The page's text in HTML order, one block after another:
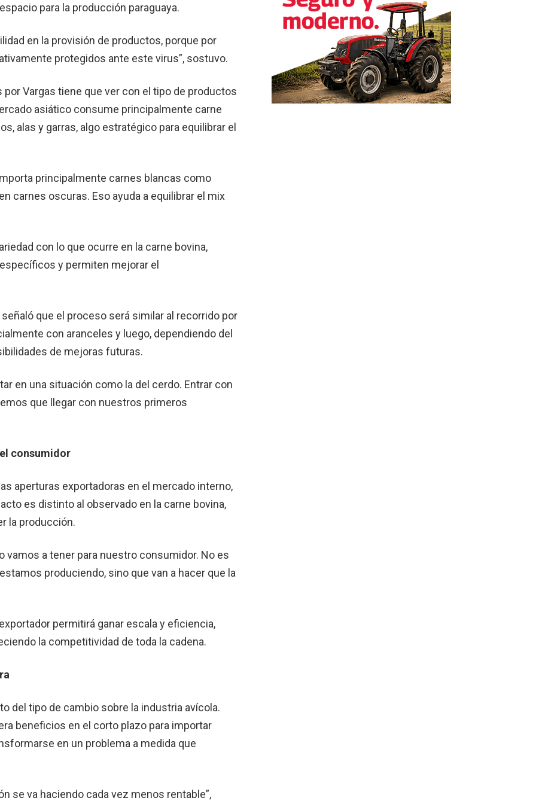
para la producción paraguaya.
en la provisión de productos, porque por
protegidos ante este virus”, sostuvo.
Vargas tiene que ver con el tipo de productos
asiático consume principalmente carne
alas y garras, algo estratégico para equilibrar el
principalmente carnes blancas como
carnes oscuras. Eso ayuda a equilibrar el mix
con lo que ocurre en la carne bovina,
y permiten mejorar el
que el proceso será similar al recorrido por
con aranceles y luego, dependiendo del
de mejoras futuras.
en una situación como la del cerdo. Entrar con
que llegar con nuestros primeros
consumidor
aperturas exportadoras en el mercado interno,
es distinto al observado en la carne bovina,
la producción.
a tener para nuestro consumidor. No es
produciendo, sino que van a hacer que la
permitirá ganar escala y eficiencia,
la competitividad de toda la cadena.
del tipo de cambio sobre la industria avícola.
beneficios en el corto plazo para importar
en un problema a medida que
se va haciendo cada vez menos rentable”,